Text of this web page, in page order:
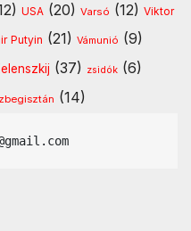
USA (20) Varsó (12) Viktor
Putyin (21) Vámunió (9)
(37) zsidók (6)
(14)